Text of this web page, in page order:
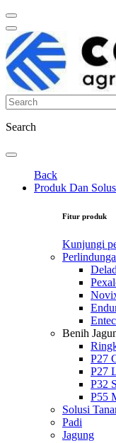
Search
Back
Produk Dan
Fitur produk
Kunjungi
Benih
P27
P27
P32
P55
Solusi
Padi
Jagung